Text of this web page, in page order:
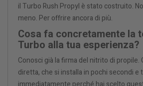
il Turbo Rush Propyl è stato costruito.
meno. Per offrire ancora di più.
Cosa fa concretamente la
Turbo alla tua esperienza?
Conosci già la firma del nitrito di propile.
diretta, che si installa in pochi secondi e